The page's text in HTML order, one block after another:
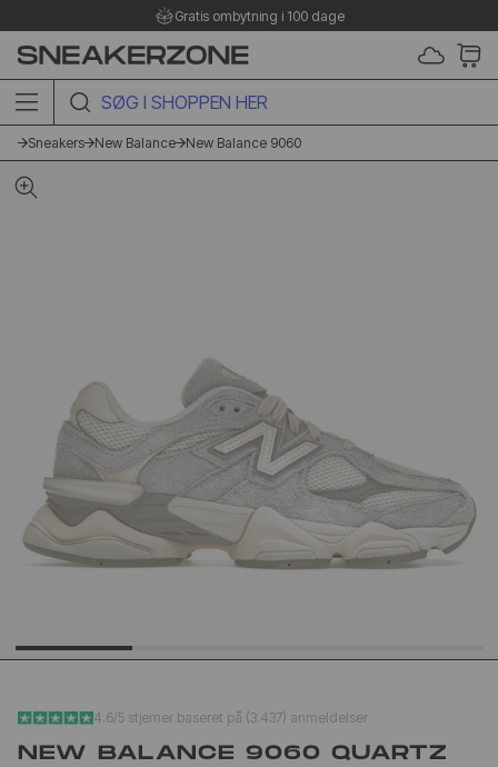
Gratis ombytning i 100 dage
SØG I SHOPPEN HER
YEEZY SLIDE YS-01
CREAM
499kr650kr
NEW
1906L
Sneakers New Balance New Balance 9060
4.6/5 stjerner baseret på (3.437) anmeldelser
NEW BALANCE 9060 QUARTZ